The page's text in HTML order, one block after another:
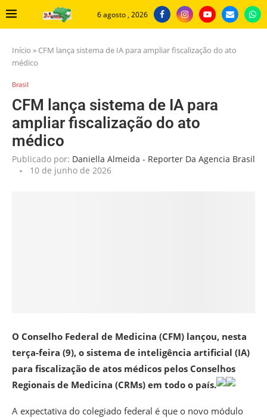
6 agosto , 2026
Início » CFM lança sistema de IA para ampliar fiscalização do ato
médico
Brasil
CFM lança sistema de IA para
ampliar fiscalização do ato
médico
Publicado por: Daniella Almeida - Reporter Da Agencia Brasil
10 de junho de 2026
O Conselho Federal de Medicina (CFM) lançou, nesta
terça-feira (9), o sistema de inteligência artificial (IA)
para fiscalização de atos médicos pelos Conselhos
Regionais de Medicina (CRMs) em todo o país.
A expectativa do colegiado federal é que o novo módulo